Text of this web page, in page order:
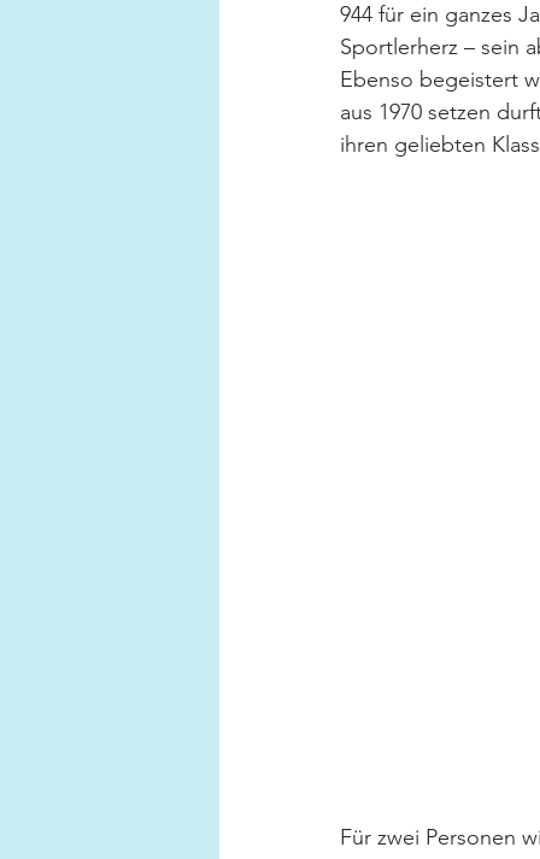
944 für ein ganzes
Sportlerherz – sein
Ebenso begeistert
aus 1970 setzen
ihren geliebten
Für zwei Personen